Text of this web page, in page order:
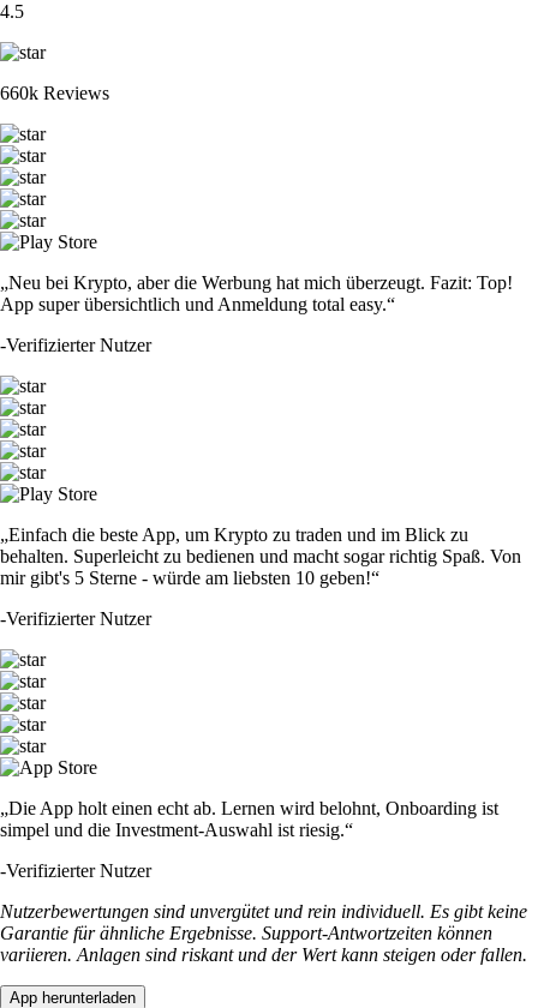
4.5
660k Reviews
„Neu bei Krypto, aber die Werbung hat mich überzeugt. Fazit: Top!
App super übersichtlich und Anmeldung total easy.“
-Verifizierter Nutzer
„Einfach die beste App, um Krypto zu traden und im Blick zu
behalten. Superleicht zu bedienen und macht sogar richtig Spaß. Von
mir gibt's 5 Sterne - würde am liebsten 10 geben!“
-Verifizierter Nutzer
„Die App holt einen echt ab. Lernen wird belohnt, Onboarding ist
simpel und die Investment-Auswahl ist riesig.“
-Verifizierter Nutzer
Nutzerbewertungen sind unvergütet und rein individuell. Es gibt keine
Garantie für ähnliche Ergebnisse. Support-Antwortzeiten können
variieren. Anlagen sind riskant und der Wert kann steigen oder fallen.
App herunterladen